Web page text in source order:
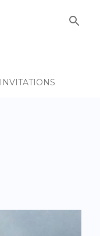
INVITATIONS